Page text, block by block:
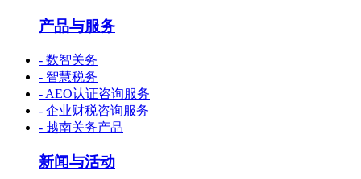
产品与服务
- 数智关务
- 智慧税务
- AEO认证咨询服务
- 企业财税咨询服务
- 越南关务产品
新闻与活动